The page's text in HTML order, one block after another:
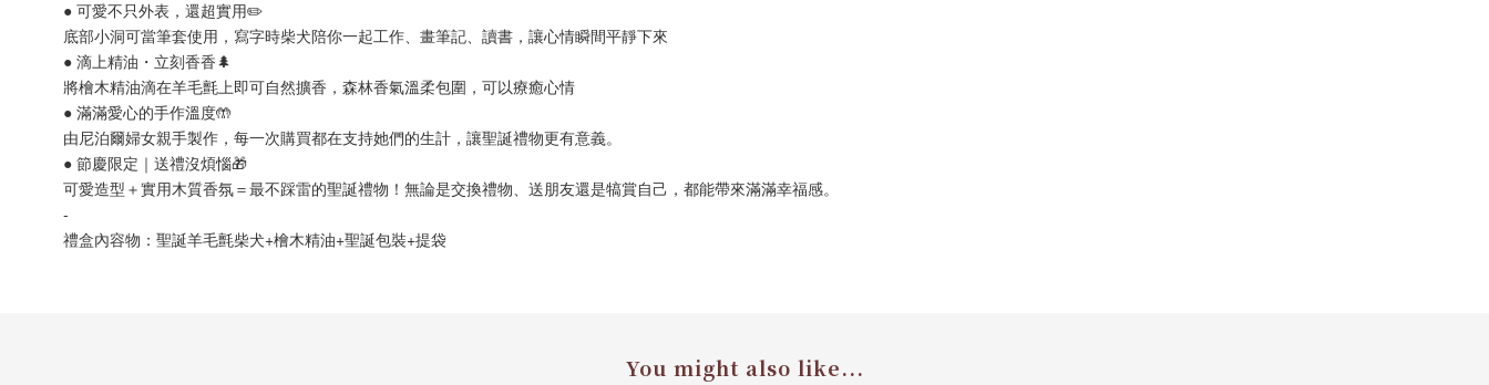
● 可愛不只外表，還超實用✏️
底部小洞可當筆套使用，寫字時柴犬陪你一起工作、畫筆記、讀書，讓心情瞬間平靜下來
● 滴上精油・立刻香香🌲
將檜木精油滴在羊毛氈上即可自然擴香，森林香氣溫柔包圍，可以療癒心情
● 滿滿愛心的手作溫度🤲
由尼泊爾婦女親手製作，每一次購買都在支持她們的生計，讓聖誕禮物更有意義。
● 節慶限定｜送禮沒煩惱🎁
可愛造型＋實用木質香氛＝最不踩雷的聖誕禮物！無論是交換禮物、送朋友還是犒賞自己，都能帶來滿滿幸福感。
-
禮盒內容物：聖誕羊毛氈柴犬+檜木精油+聖誕包裝+提袋
You might also like...